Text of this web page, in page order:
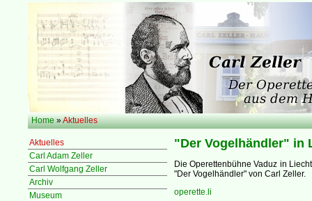
Home »Aktuelles
Aktuelles
Carl Adam Zeller
Carl Wolfgang Zeller
Archiv
Museum
"Der Vogelhändler" in
Die Operettenbühne Vaduz in
"Der Vogelhändler" von Carl Zeller.
operette.li